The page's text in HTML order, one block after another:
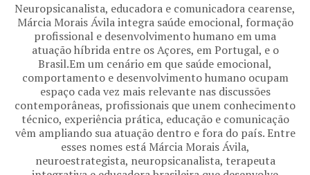
Neuropsicanalista, educadora e comunicadora cearense,
Márcia Morais Ávila integra saúde emocional, formação
profissional e desenvolvimento humano em uma
atuação híbrida entre os Açores, em Portugal, e o
Brasil.Em um cenário em que saúde emocional,
comportamento e desenvolvimento humano ocupam
espaço cada vez mais relevante nas discussões
contemporâneas, profissionais que unem conhecimento
técnico, experiência prática, educação e comunicação
vêm ampliando sua atuação dentro e fora do país. Entre
esses nomes está Márcia Morais Ávila,
neuroestrategista, neuropsicanalista, terapeuta